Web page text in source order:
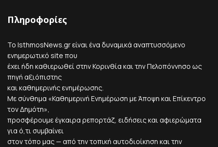
Πληροφορίες
Το IsthmosNews.gr είναι ένα δυναμικά αναπτυσσόμενο
ενημερωτικό site που
έχει ήδη καθιερωθεί στην Κορινθία και την Πελοπόννησο ως
πηγή αξιόπιστης
και καθημερινής ενημέρωσης.
Με σύνθημα «Καθημερινή Ενημέρωση με Άποψη και Επίκεντρο
τον Δημότη»,
προσφέρουμε έγκαιρα ρεπορτάζ, ειδήσεις και αφιερώματα
για ό,τι συμβαίνει
στον τόπο μας — από την τοπική αυτοδιοίκηση και την